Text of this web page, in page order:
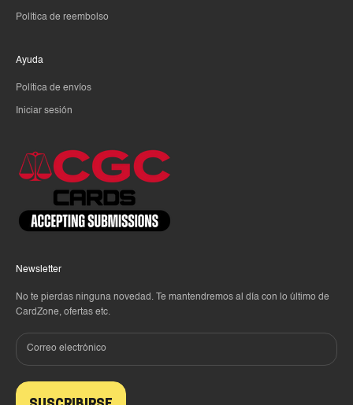
Política de reembolso
Ayuda
Política de envíos
Iniciar sesión
Newsletter
No te pierdas ninguna novedad. Te mantendremos al día con lo último de
CardZone, ofertas etc.